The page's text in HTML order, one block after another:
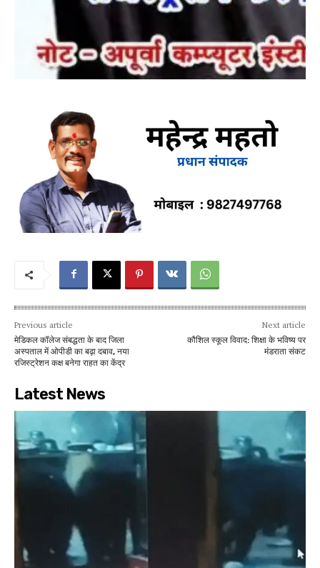
Previous article
मेडिकल कॉलेज संबद्धता के बाद जिला
अस्पताल में ओपीडी का बढ़ा दबाव, नया
रजिस्ट्रेशन कक्ष बनेगा राहत का केंद्र
Next article
कौशिल स्कूल विवाद: शिक्षा के भविष्य पर
मंडराता संकट
Latest News